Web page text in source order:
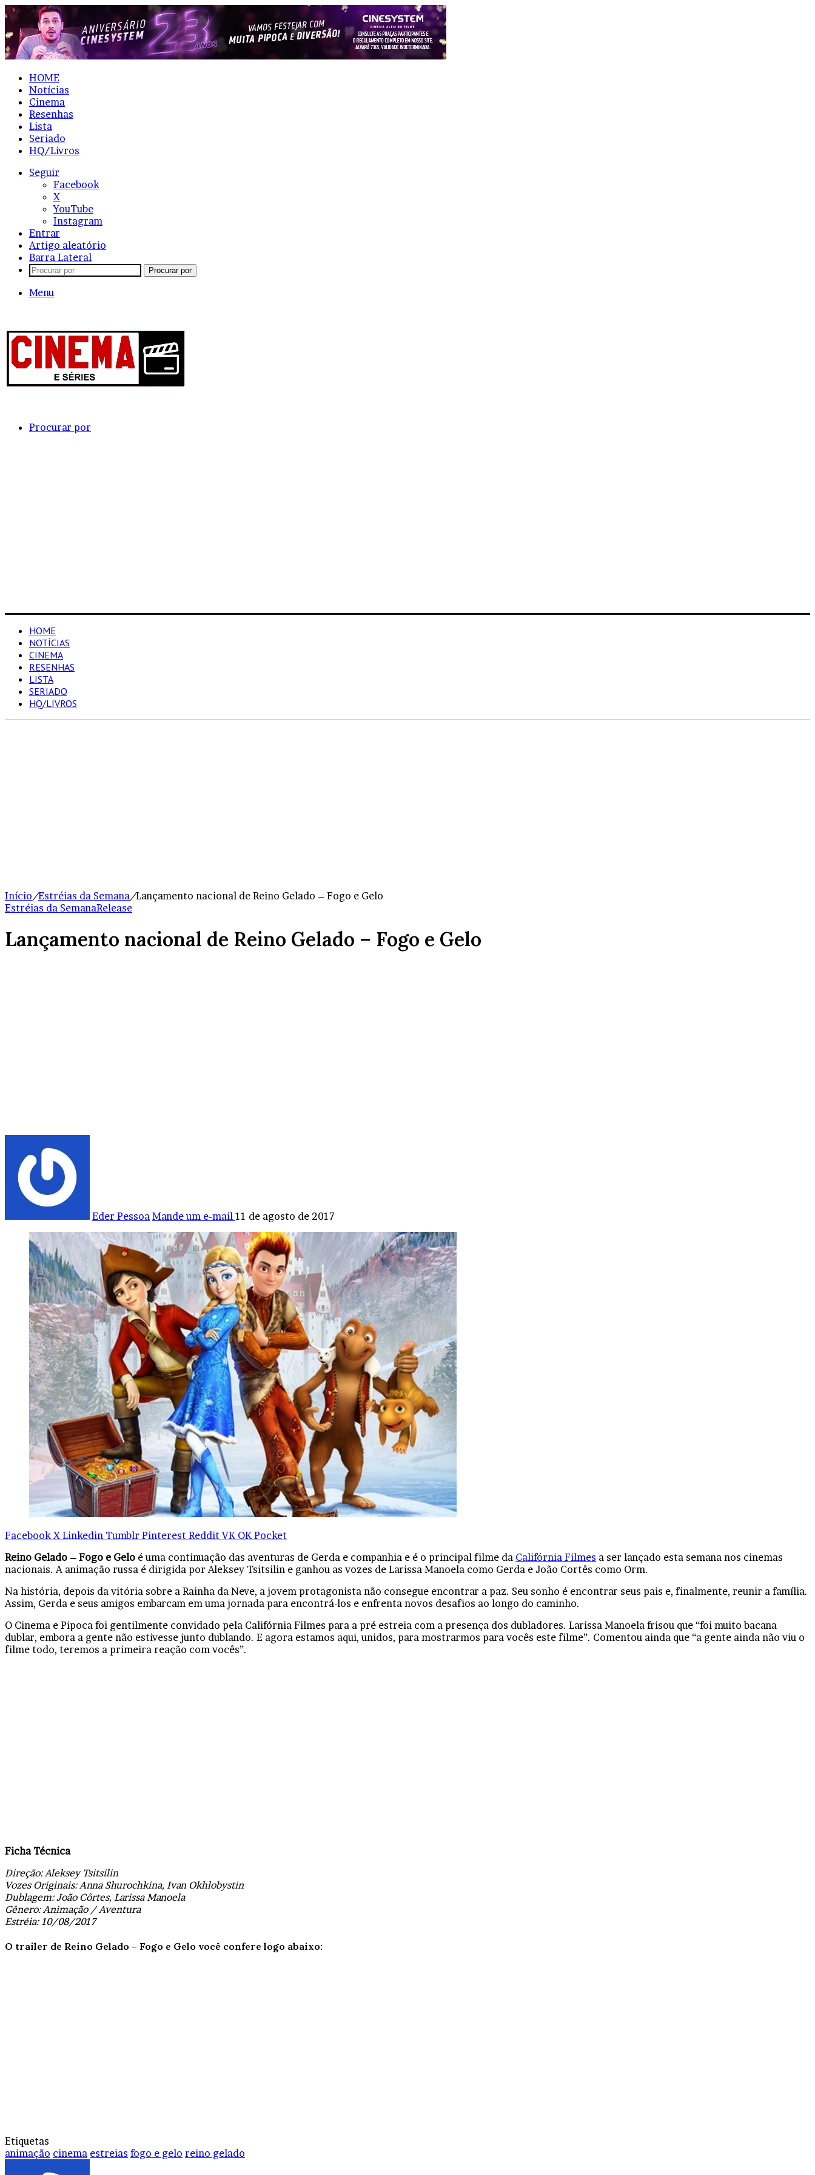
HOME
Notícias
Cinema
Resenhas
Lista
Seriado
HQ/Livros
Seguir
Facebook
X
YouTube
Instagram
Entrar
Artigo aleatório
Barra Lateral
Procurar por
Menu
Procurar por
HOME
NOTÍCIAS
CINEMA
RESENHAS
LISTA
SERIADO
HQ/LIVROS
Início/Estréias da Semana/Lançamento nacional de Reino Gelado – Fogo e Gelo
Estréias da SemanaRelease
Lançamento nacional de Reino Gelado – Fogo e Gelo
Eder Pessoa Mande um e-mail 11 de agosto de 2017
Facebook X Linkedin Tumblr Pinterest Reddit VK OK Pocket
Reino Gelado – Fogo e Gelo é uma continuação das aventuras de Gerda e companhia e é o principal filme da Califórnia Filmes a ser lançado esta semana nos cinemas
nacionais. A animação russa é dirigida por Aleksey Tsitsilin e ganhou as vozes de Larissa Manoela como Gerda e João Cortês como Orm.
Na história, depois da vitória sobre a Rainha da Neve, a jovem protagonista não consegue encontrar a paz. Seu sonho é encontrar seus pais e, finalmente, reunir a família.
Assim, Gerda e seus amigos embarcam em uma jornada para encontrá-los e enfrenta novos desafios ao longo do caminho.
O Cinema e Pipoca foi gentilmente convidado pela Califórnia Filmes para a pré estreia com a presença dos dubladores. Larissa Manoela frisou que “foi muito bacana
dublar, embora a gente não estivesse junto dublando. E agora estamos aqui, unidos, para mostrarmos para vocês este filme”. Comentou ainda que “a gente ainda não viu o
filme todo, teremos a primeira reação com vocês”.
Ficha Técnica
Direção: Aleksey Tsitsilin
Vozes Originais: Anna Shurochkina, Ivan Okhlobystin
Dublagem: João Côrtes, Larissa Manoela
Gênero: Animação / Aventura
Estréia: 10/08/2017
O trailer de Reino Gelado – Fogo e Gelo você confere logo abaixo:
Etiquetas
animação cinema estreias fogo e gelo reino gelado